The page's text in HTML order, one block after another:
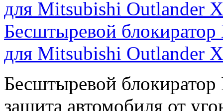
Бесштыревой
для Mitsubishi Outlander
Бесштыревой
защита автомобиля от